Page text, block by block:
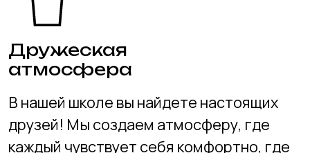
Подготовительный факультет
Графический факультет
Преподаватели
Вопросы и ответы